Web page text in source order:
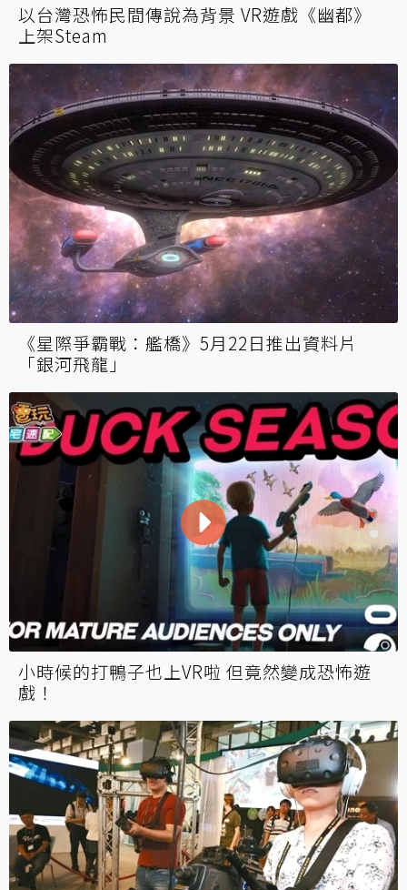
以台灣恐怖民間傳說為背景 VR遊戲《幽都》
上架Steam
《星際爭霸戰：艦橋》5月22日推出資料片
「銀河飛龍」
小時候的打鴨子也上VR啦 但竟然變成恐怖遊
戲！